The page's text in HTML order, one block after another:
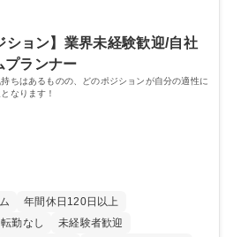
問合せ、相談対応 ・その他日常の総務
ション】業界未経験歓迎/自社
プランナー
ちはあるものの、どのポジションが自分の適性に
なります！
年間休日120日以上
転勤なし
未経験者歓迎